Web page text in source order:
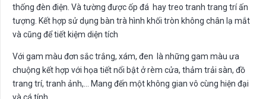
thống đèn điện. Và tường được ốp đá hay treo tranh trang trí ấn
tượng. Kết hợp sử dụng bàn trà hình khối tròn không chân lạ mắt
và cũng để tiết kiệm diện tích
Với gam màu đơn sắc trắng, xám, đen là những gam màu ưa
chuộng kết hợp với họa tiết nổi bật ở rèm cửa, thảm trải sàn, đồ
trang trí, tranh ảnh,… Mang đến một không gian vô cùng hiện đại